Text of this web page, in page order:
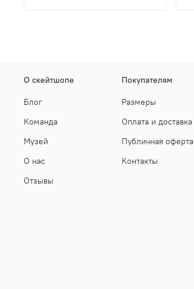
О скейтшопе
Блог
Команда
Музей
О нас
Отзывы
Покупателям
Размеры
Оплата и доставка
Публичная оферта
Контакты